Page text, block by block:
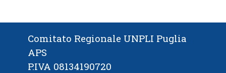
Comitato Regionale UNPLI Puglia
APS
P.IVA 08134190720